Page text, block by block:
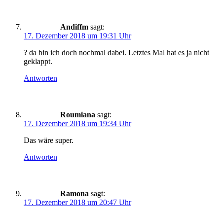
Andiffm sagt:
17. Dezember 2018 um 19:31 Uhr
? da bin ich doch nochmal dabei. Letztes Mal hat es ja nicht
geklappt.
Antworten
Roumiana sagt:
17. Dezember 2018 um 19:34 Uhr
Das wäre super.
Antworten
Ramona sagt:
17. Dezember 2018 um 20:47 Uhr